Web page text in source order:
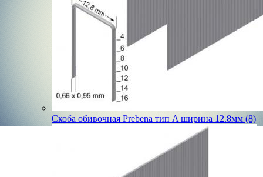
Скоба обивочная Prebena тип A ширина 12.8мм (8)